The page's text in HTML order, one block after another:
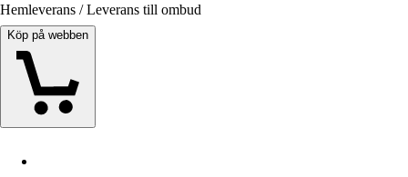
Hemleverans / Leverans till ombud
Köp på webben